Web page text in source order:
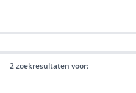
2 zoekresultaten voor: